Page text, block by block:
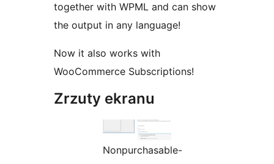
together with WPML and can show
the output in any language!
Now it also works with
WooCommerce Subscriptions!
Zrzuty ekranu
Nonpurchasable-